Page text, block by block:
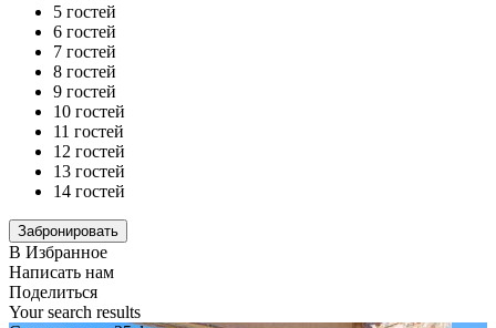
5 гостей
6 гостей
7 гостей
8 гостей
9 гостей
10 гостей
11 гостей
12 гостей
13 гостей
14 гостей
В Избранное
Написать нам
Поделиться
Your search results